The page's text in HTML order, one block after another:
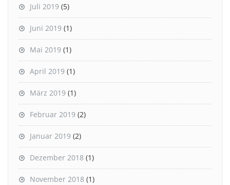
Juli 2019 (5)
Juni 2019 (1)
Mai 2019 (1)
April 2019 (1)
März 2019 (1)
Februar 2019 (2)
Januar 2019 (2)
Dezember 2018 (1)
November 2018 (1)